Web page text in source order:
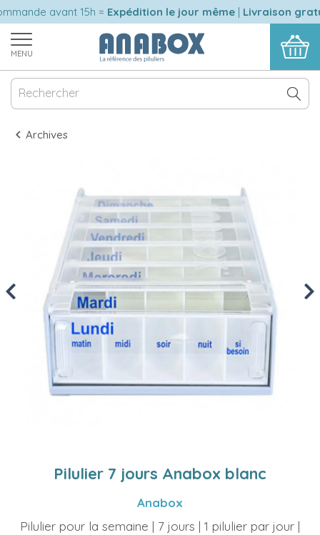
avant 15h =Expédition le jour même|Livraison
MENU
Archives
Previous
Pilulier 7 jours Anabox blanc
Anabox
Pilulier pour la semaine | 7 jours | 1 pilulier par jour |